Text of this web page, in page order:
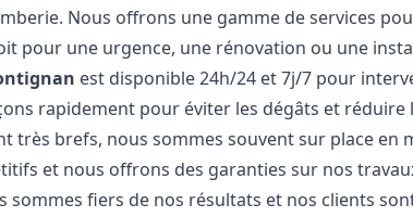
Nous offrons une gamme de services
pour une urgence, une rénovation ou une
est disponible 24h/24 et 7j/7 pour
rapidement pour éviter les dégâts et réduire
très brefs, nous sommes souvent sur place en
et nous offrons des garanties sur nos
sommes fiers de nos résultats et nos clients